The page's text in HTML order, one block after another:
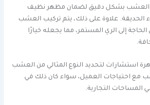
العشب بشكل دقيق لضمان مظهر نظيف
الحديقة. علاوة على ذلك، يتم تركيب العشب
إلى الري المستمر، مما يجعله خيارًا
استشارات لتحديد النوع المثالي من العشب
مع احتياجات العميل، سواء كان ذلك في
المساحات التجارية.